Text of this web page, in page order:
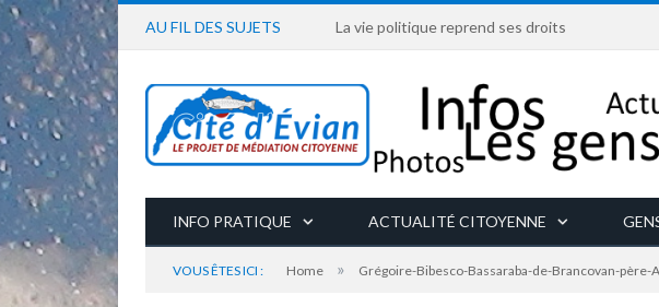
AU FIL DES SUJETS La vie politique reprend ses droits
INFO PRATIQUE ACTUALITÉ CITOYENNE
VOUS ÊTES ICI : Home » Grégoire-Bibesco-Bassaraba-de-Brancovan-père-
Le buste de Grégoire Bibesco Bassaraba de Brancovan, père d'Anna de